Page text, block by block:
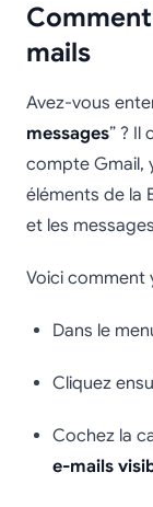
mails
Avez-vous
messages” ? Il
compte Gmail,
éléments de la
et les
Voici comment
Dans le
Cliquez
Cochez la
e-mails